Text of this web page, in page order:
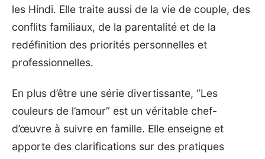
les Hindi. Elle traite aussi de la vie de couple, des
conflits familiaux, de la parentalité et de la
redéfinition des priorités personnelles et
professionnelles.
En plus d’être une série divertissante, “Les
couleurs de l’amour” est un véritable chef-
d’œuvre à suivre en famille. Elle enseigne et
apporte des clarifications sur des pratiques